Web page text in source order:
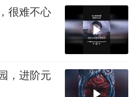
很难不心
，进阶元